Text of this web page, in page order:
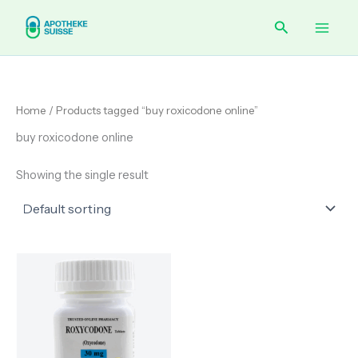
content
Search
Home / Products tagged “buy roxicodone online”
buy roxicodone online
Showing the single result
€ 220.00
through
€ 420.00